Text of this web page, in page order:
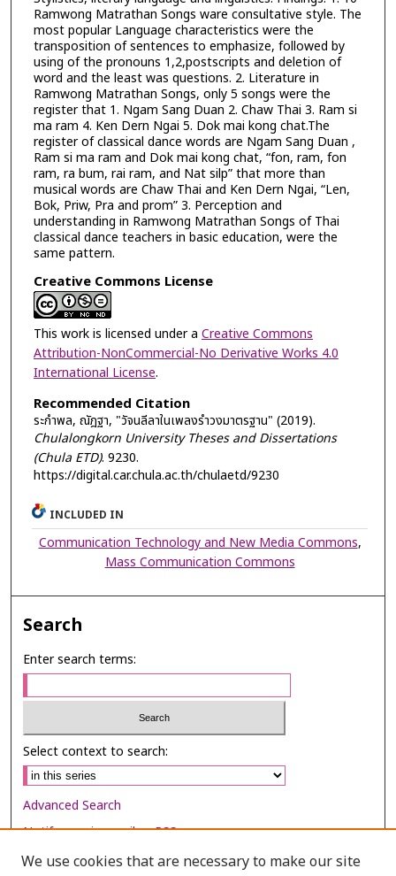
Ramwong Matrathan Songs ware consultative style. The
most popular Language characteristics were the
transposition of sentences to emphasize, followed by
using of the pronouns 1,2,postscripts and deletion of
word and the least was questions. 2. Literature in
Ramwong Matrathan Songs, only 5 songs were the
register that 1. Ngam Sang Duan 2. Chaw Thai 3. Ram si
ma ram 4. Ken Dern Ngai 5. Dok mai kong chat.The
register of classical dance words are Ngam Sang Duan ,
Ram si ma ram and Dok mai kong chat, “fon, ram, fon
ram, ra bum, rai ram, and Nat silp” that more than
musical words are Chaw Thai and Ken Dern Ngai, “Len,
Bok, Priw, Pra and prom” 3. Perception and
understanding in Ramwong Matrathan Songs of Thai
classical dance teachers in basic education, were the
same pattern.
Creative Commons License
This work is licensed under a Creative Commons
Attribution-NonCommercial-No Derivative Works 4.0
International License.
Recommended Citation
ระกำพล, ณัฎฐา, "วัจนลีลาในเพลงรำวงมาตรฐาน" (2019).
Chulalongkorn University Theses and Dissertations
(Chula ETD). 9230.
https://digital.car.chula.ac.th/chulaetd/9230
INCLUDED IN
Communication Technology and New Media Commons,
Mass Communication Commons
Search
Enter search terms:
Select context to search:
Advanced Search
Notify me via email orRSS
We use cookies that are necessary to make our site